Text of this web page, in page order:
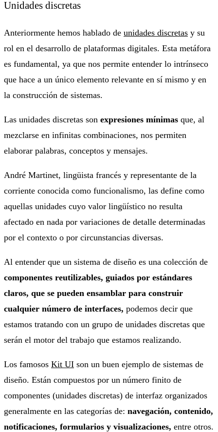
Unidades discretas
Anteriormente hemos hablado de unidades discretas y su
rol en el desarrollo de plataformas digitales. Esta metáfora
es fundamental, ya que nos permite entender lo intrínseco
que hace a un único elemento relevante en sí mismo y en
la construcción de sistemas.
Las unidades discretas son expresiones mínimas que, al
mezclarse en infinitas combinaciones, nos permiten
elaborar palabras, conceptos y mensajes.
André Martinet, lingüista francés y representante de la
corriente conocida como funcionalismo, las define como
aquellas unidades cuyo valor lingüístico no resulta
afectado en nada por variaciones de detalle determinadas
por el contexto o por circunstancias diversas.
Al entender que un sistema de diseño es una colección de
componentes reutilizables, guiados por estándares
claros, que se pueden ensamblar para construir
cualquier número de interfaces, podemos decir que
estamos tratando con un grupo de unidades discretas que
serán el motor del trabajo que estamos realizando.
Los famosos Kit UI son un buen ejemplo de sistemas de
diseño. Están compuestos por un número finito de
componentes (unidades discretas) de interfaz organizados
generalmente en las categorías de: navegación, contenido,
notificaciones, formularios y visualizaciones, entre otros.